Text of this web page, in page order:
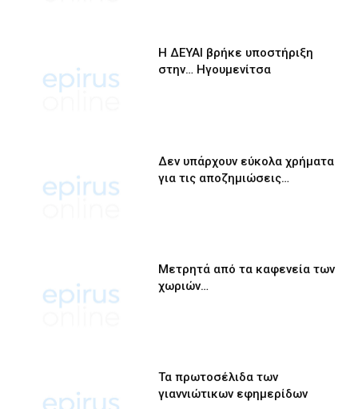
Η ΔΕΥΑΙ βρήκε υποστήριξη
στην… Ηγουμενίτσα
Δεν υπάρχουν εύκολα χρήματα
για τις αποζημιώσεις…
Μετρητά από τα καφενεία των
χωριών…
Τα πρωτοσέλιδα των
γιαννιώτικων εφημερίδων